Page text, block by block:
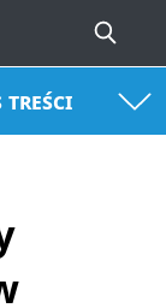
treści